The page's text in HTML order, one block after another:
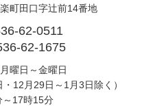
町田口字辻前14番地
62-0511
62-1675
曜日～金曜日
・12月29日～1月3日除く）
～17時15分